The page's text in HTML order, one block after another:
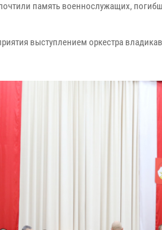
память военнослужащих,
выступлением оркестра